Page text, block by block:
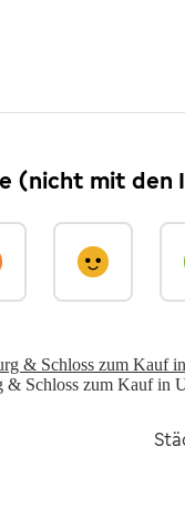
(nicht mit den
& Schloss zum Kauf
& Schloss zum Kauf in